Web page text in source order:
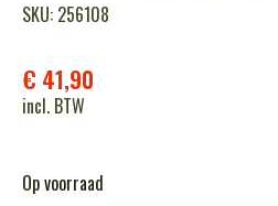
SKU: 256108
€ 41,90
incl. BTW
Op voorraad